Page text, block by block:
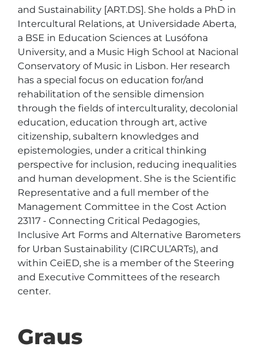
and Sustainability [ART.DS]. She holds a PhD in
Intercultural Relations, at Universidade Aberta,
a BSE in Education Sciences at Lusófona
University, and a Music High School at Nacional
Conservatory of Music in Lisbon. Her research
has a special focus on education for/and
rehabilitation of the sensible dimension
through the fields of interculturality, decolonial
education, education through art, active
citizenship, subaltern knowledges and
epistemologies, under a critical thinking
perspective for inclusion, reducing inequalities
and human development. She is the Scientific
Representative and a full member of the
Management Committee in the Cost Action
23117 - Connecting Critical Pedagogies,
Inclusive Art Forms and Alternative Barometers
for Urban Sustainability (CIRCUL’ARTs), and
within CeiED, she is a member of the Steering
and Executive Committees of the research
center.
Graus